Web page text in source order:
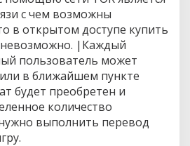
с чем возможны
в открытом доступе купить
|Каждый
пользователь может
в ближайшем пункте
будет преобретен и
количество
выполнить перевод